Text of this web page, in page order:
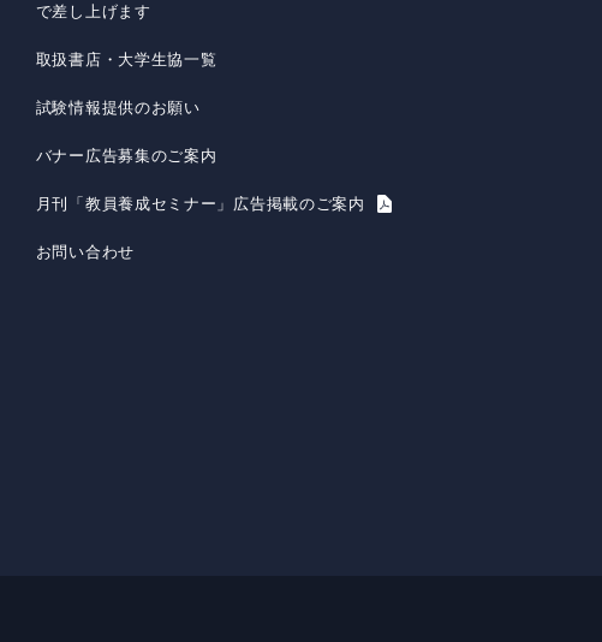
で差し上げます
取扱書店・大学生協一覧
試験情報提供のお願い
バナー広告募集のご案内
月刊「教員養成セミナー」広告掲載のご案内
お問い合わせ